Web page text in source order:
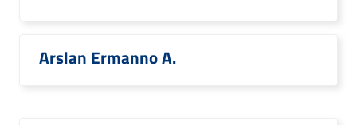
Arslan Ermanno A.